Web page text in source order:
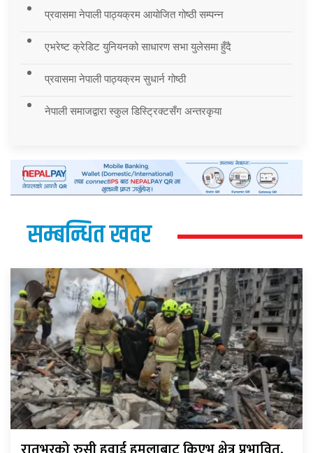
प्रवासमा नेपाली पाठ्यक्रम आयोजित गोष्ठी सम्पन्न
एभरेष्ट क्रेडिट युनियनको साधारण सभा युलेसमा हुँदै
प्रवासमा नेपाली पाठ्यक्रम सुधार्न गोष्ठी
नेपाली समाजद्वारा स्कुल डिस्ट्रिक्टसँग अन्तरकृया
सम्बन्धित खवर